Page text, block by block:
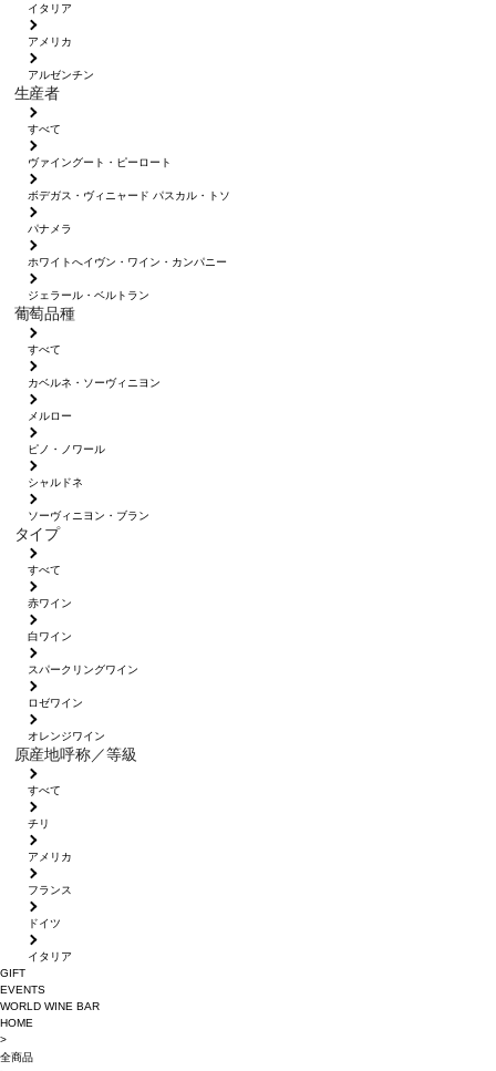
イタリア
アメリカ
アルゼンチン
生産者
すべて
ヴァイングート・ピーロート
ボデガス・ヴィニャード パスカル・トソ
パナメラ
ホワイトへイヴン・ワイン・カンパニー
ジェラール・ベルトラン
葡萄品種
すべて
カベルネ・ソーヴィニヨン
メルロー
ピノ・ノワール
シャルドネ
ソーヴィニヨン・ブラン
タイプ
すべて
赤ワイン
白ワイン
スパークリングワイン
ロゼワイン
オレンジワイン
原産地呼称／等級
すべて
チリ
アメリカ
フランス
ドイツ
イタリア
GIFT
EVENTS
WORLD WINE BAR
HOME
>
全商品